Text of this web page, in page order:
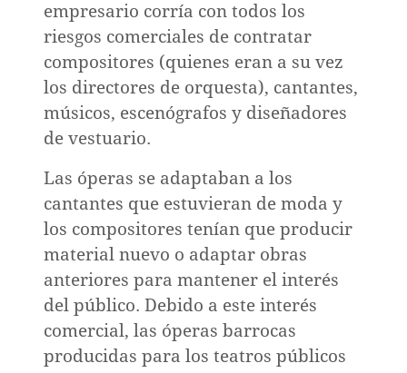
empresario corría con todos los
riesgos comerciales de contratar
compositores (quienes eran a su vez
los directores de orquesta), cantantes,
músicos, escenógrafos y diseñadores
de vestuario.
Las óperas se adaptaban a los
cantantes que estuvieran de moda y
los compositores tenían que producir
material nuevo o adaptar obras
anteriores para mantener el interés
del público. Debido a este interés
comercial, las óperas barrocas
producidas para los teatros públicos